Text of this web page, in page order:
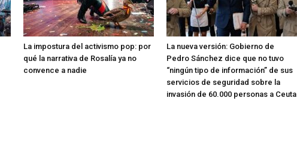
La impostura del activismo pop: por
qué la narrativa de Rosalía ya no
convence a nadie
La nueva versión: Gobierno de
Pedro Sánchez dice que no tuvo
“ningún tipo de información” de sus
servicios de seguridad sobre la
invasión de 60.000 personas a Ceuta